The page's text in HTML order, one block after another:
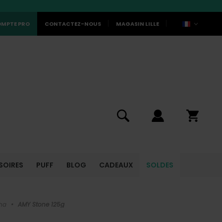
MAGASIN LILLE
CONTACTEZ-NOUS
PRO
PUFF BLOG CADEAUX SOLDES
• AMY Stone 125g